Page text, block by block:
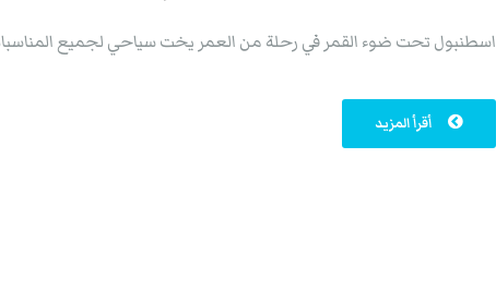
اسطنبول تحت ضوء القمر في رحلة من العمر يخت سياحي لجميع
أقرأ المزيد